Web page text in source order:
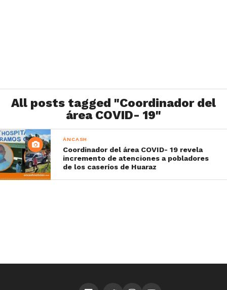
All posts tagged "Coordinador del
área COVID- 19"
ÁNCASH
Coordinador del área COVID- 19 revela
incremento de atenciones a pobladores
de los caseríos de Huaraz